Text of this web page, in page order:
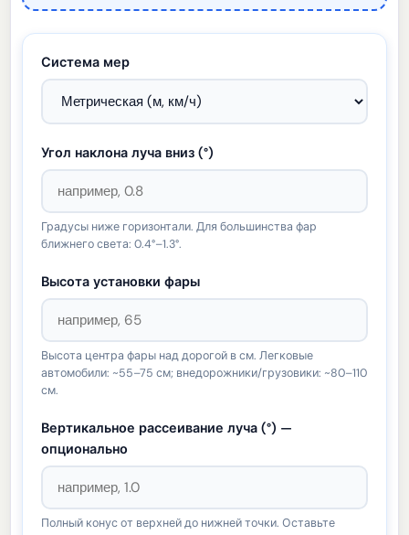
Система мер
Угол наклона луча вниз (°)
Градусы ниже горизонтали. Для большинства фар
ближнего света: 0.4°–1.3°.
Высота установки фары
Высота центра фары над дорогой в см. Легковые
автомобили: ~55–75 см; внедорожники/грузовики: ~80–110
см.
Вертикальное рассеивание луча (°) —
опционально
Полный конус от верхней до нижней точки. Оставьте